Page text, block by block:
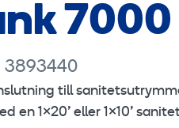
7000
3893440
till
en 1×20’ eller 1×10’